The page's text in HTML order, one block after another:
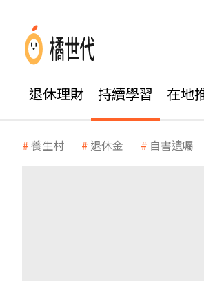
退休理財 持續學習 在地
養生村 退休金 自書遺囑